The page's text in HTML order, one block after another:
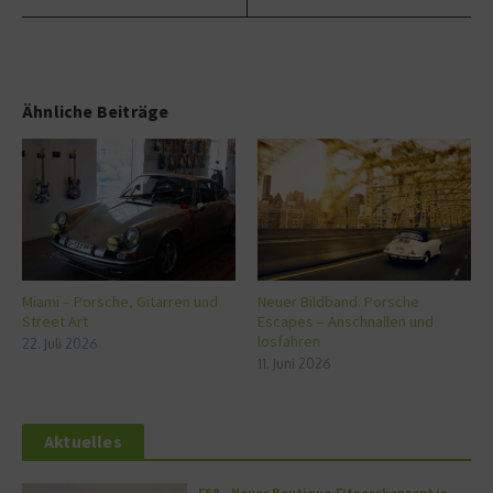
Ähnliche Beiträge
Miami – Porsche, Gitarren und
Street Art
22. Juli 2026
Neuer Bildband: Porsche
Escapes – Anschnallen und
losfahren
11. Juni 2026
Aktuelles